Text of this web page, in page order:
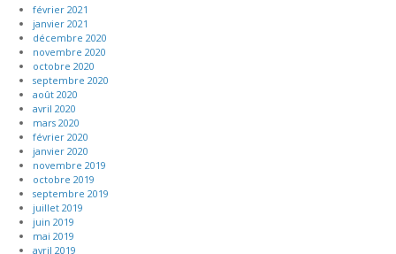
février 2021
janvier 2021
décembre 2020
novembre 2020
octobre 2020
septembre 2020
août 2020
avril 2020
mars 2020
février 2020
janvier 2020
novembre 2019
octobre 2019
septembre 2019
juillet 2019
juin 2019
mai 2019
avril 2019